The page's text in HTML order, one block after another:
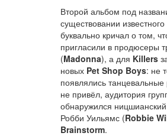
Второй альбом под
существовании
буквально кричал о том,
пригласили в продюсеры
(Madonna), а для Killers
новых Pet Shop Boys: не
появлялись
не привёл, аудитория
обнаружился
Робби Уильямс (Robbie
Brainstorm.